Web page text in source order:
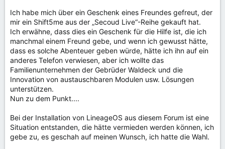
Ich habe mich über ein Geschenk eines Freundes gefreut, der
mir ein Shift5me aus der „Secoud Live“-Reihe gekauft hat.
Ich erwähne, dass dies ein Geschenk für die Hilfe ist, die ich
manchmal einem Freund gebe, und wenn ich gewusst hätte,
dass es solche Abenteuer geben würde, hätte ich ihn auf ein
anderes Telefon verwiesen, aber ich wollte das
Familienunternehmen der Gebrüder Waldeck und die
Innovation von austauschbaren Modulen usw. Lösungen
unterstützen.
Nun zu dem Punkt....
Bei der Installation von LineageOS aus diesem Forum ist eine
Situation entstanden, die hätte vermieden werden können, ich
gebe zu, es geschah auf meinen Wunsch, ich hatte die Wahl.